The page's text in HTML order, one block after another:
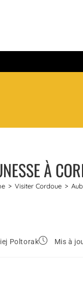
À
> Visiter Cordoue >
Poltorak Mis à